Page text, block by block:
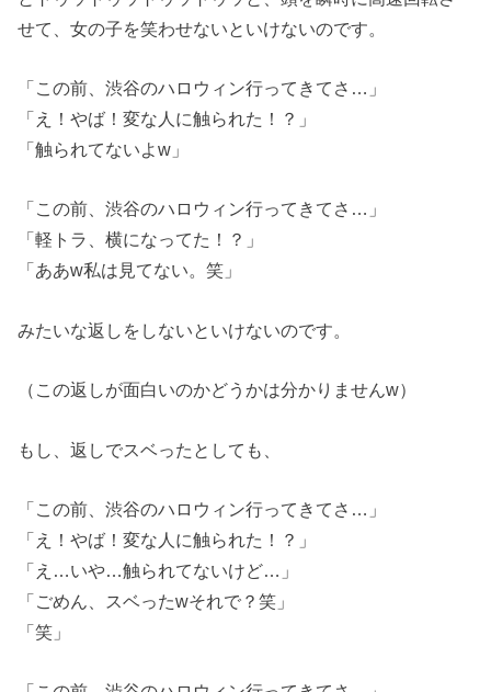
せて、女の子を笑わせないといけないのです。
「この前、渋谷のハロウィン行ってきてさ…」
「え！やば！変な人に触られた！？」
「触られてないよw」
「この前、渋谷のハロウィン行ってきてさ…」
「軽トラ、横になってた！？」
「ああw私は見てない。笑」
みたいな返しをしないといけないのです。
（この返しが面白いのかどうかは分かりませんw）
もし、返しでスベったとしても、
「この前、渋谷のハロウィン行ってきてさ…」
「え！やば！変な人に触られた！？」
「え…いや…触られてないけど…」
「ごめん、スベったwそれで？笑」
「笑」